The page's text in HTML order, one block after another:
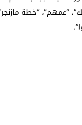
“عمهم”، “خطة